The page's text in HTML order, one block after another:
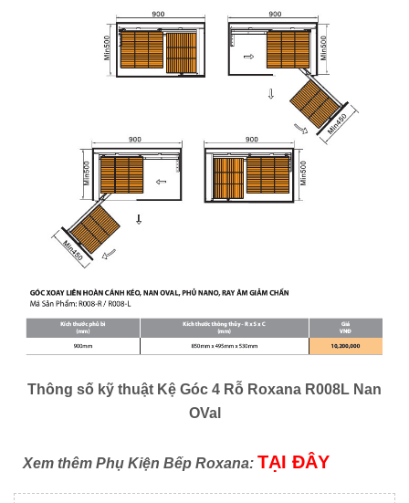
Thông số kỹ thuật Kệ Góc 4 Rỗ Roxana R008L Nan
OVal
Xem thêm Phụ Kiện Bếp Roxana: TẠI ĐÂY